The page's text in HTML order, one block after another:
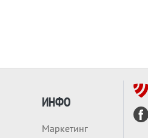
ИНФО
Маркетинг